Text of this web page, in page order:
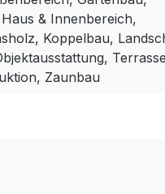
& Innenbereich,
Koppelbau,
Zaunbau